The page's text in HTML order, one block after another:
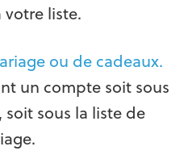
liste.
ou de cadeaux.
un compte soit sous
sous la liste de